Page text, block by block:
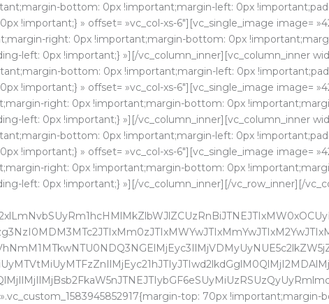
bottom: 0px !important;margin-left: 0px
» offset= »vc_col-xs-6″][vc_single_image image=
right: 0px !important;margin-bottom: 0px
left: 0px !important;} »][/vc_column_inner][vc_column_inner
bottom: 0px !important;margin-left: 0px
» offset= »vc_col-xs-6″][vc_single_image image=
right: 0px !important;margin-bottom: 0px
left: 0px !important;} »][/vc_column_inner][vc_column_inner
bottom: 0px !important;margin-left: 0px
» offset= »vc_col-xs-6″][vc_single_image image=
right: 0px !important;margin-bottom: 0px
left: 0px !important;} »][/vc_column_inner][/vc_row_inner][/
top: 70px !important;margin-